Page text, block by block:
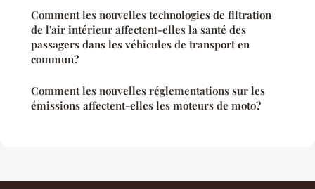
Comment les nouvelles technologies de filtration
de l'air intérieur affectent-elles la santé des
passagers dans les véhicules de transport en
commun?
Comment les nouvelles réglementations sur les
émissions affectent-elles les moteurs de moto?